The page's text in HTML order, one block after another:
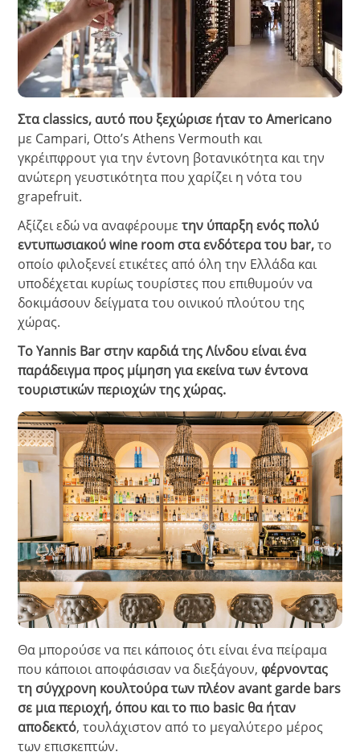
Στα classics, αυτό που ξεχώρισε ήταν τοAmericano
με Campari, Otto’s Athens Vermouth και
γκρέιπφρουτ για την έντονη βοτανικότητα και την
ανώτερη γευστικότητα που χαρίζει η νότα του
grapefruit.
Αξίζει εδώ να αναφέρουμετην ύπαρξη ενός πολύ
εντυπωσιακού wine room στα ενδότερα του bar,το
οποίο φιλοξενεί ετικέτες από όλη την Ελλάδα και
υποδέχεται κυρίως τουρίστες που επιθυμούν να
δοκιμάσουν δείγματα του οινικού πλούτου της
χώρας.
Το Yannis Bar στην καρδιά της Λίνδου είναι ένα
παράδειγμα προς μίμηση για εκείνα των έντονα
τουριστικών περιοχών της χώρας.
Θα μπορούσε να πει κάποιος ότι είναι ένα πείραμα
που κάποιοι αποφάσισαν να διεξάγουν, φέρνοντας
τη σύγχρονη κουλτούρα των πλέον avant garde bars
σε μια περιοχή, όπου και το πιο basic θα ήταν
αποδεκτό, τουλάχιστον από το μεγαλύτερο μέρος
των επισκεπτών.